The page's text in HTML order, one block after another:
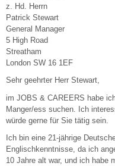
z. Hd. Herrn
Patrick Stewart
General Manager
5 High Road
Streatham
London SW 16 1EF
Sehr geehrter Herr Stewart,
im JOBS & CAREERS habe
Manger/ess suchen. Ich
würde gerne für Sie tätig sein.
Ich bin eine 21-jährige
Englischkenntnisse, da ich
10 Jahre alt war, und ich habe